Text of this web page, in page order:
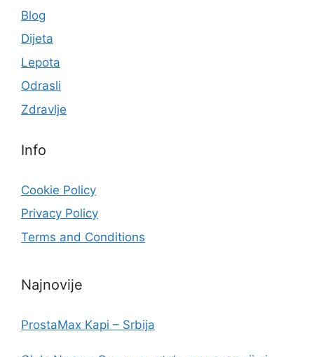
Blog
Dijeta
Lepota
Odrasli
Zdravlje
Info
Cookie Policy
Privacy Policy
Terms and Conditions
Najnovije
ProstaMax Kapi – Srbija